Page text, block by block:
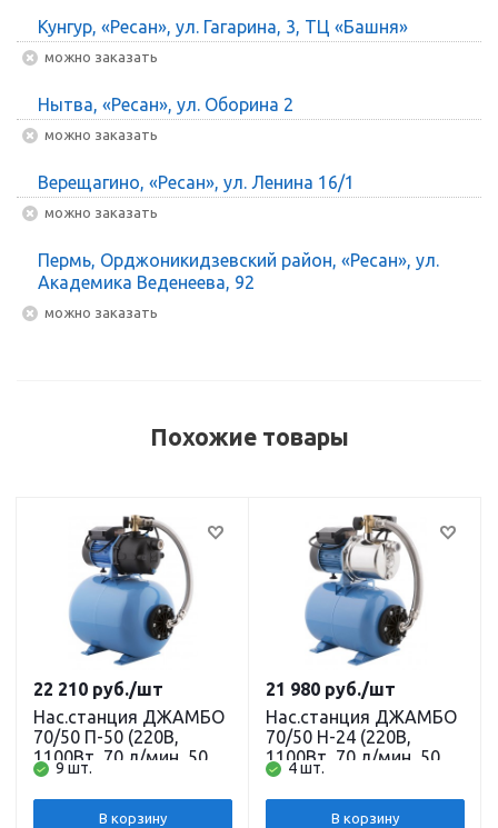
Кунгур, «Ресан», ул. Гагарина, 3, ТЦ «Башня»
Можно заказать
Нытва, «Ресан», ул. Оборина 2
Можно заказать
Верещагино, «Ресан», ул. Ленина 16/1
Можно заказать
Пермь, Орджоникидзевский район, «Ресан», ул.
Академика Веденеева, 92
Можно заказать
Похожие товары
Нас.станция ДЖАМБО
70/50 П-50 (220В,
1100Вт, 70 л/мин, 50м,
бак 50 л, глуб. всас. 9м)
корпус пластик
ДЖИЛЕКС
9 шт.
22 210 руб./шт
В корзину
Нас.станция ДЖАМБО
70/50 Н-24 (220В,
1100Вт, 70 л/мин, 50м,
бак 24 л, глуб. всас. 9м)
корпус нерж. сталь
ДЖИЛЕКС
4 шт.
21 980 руб./шт
В корзину